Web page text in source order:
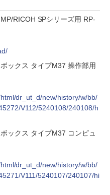
RICOH SPシリーズ用 RP-
ックス タイプM37 操作部用
dr_ut_d/new/history/w/bb/
V112/5240108/240108/h
ックス タイプM37 コンピュ
dr_ut_d/new/history/w/bb/
V111/5240107/240107/hi